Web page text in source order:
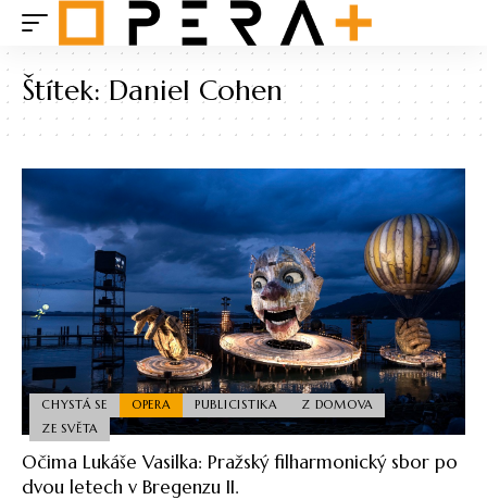
Štítek:Daniel Cohen
CHYSTÁ SE OPERA PUBLICISTIKA
Z DOMOVA
ZE SVĚTA
Očima Lukáše Vasilka: Pražský filharmonický sbor po
dvou letech v Bregenzu II.